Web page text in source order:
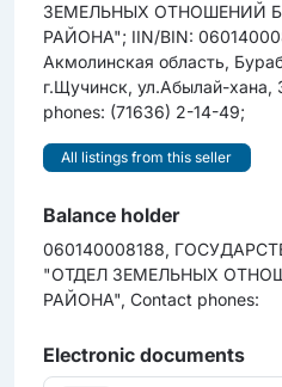
ЗЕМЕЛЬНЫХ ОТНОШЕНИЙ
РАЙОНА"; IIN/BIN:
Акмолинская область,
г.Щучинск, ул.Абылай-хана,
phones: (71636) 2-14-49;
All listings from this seller
Balance holder
060140008188,
"ОТДЕЛ ЗЕМЕЛЬНЫХ
РАЙОНА", Contact phones:
Electronic documents